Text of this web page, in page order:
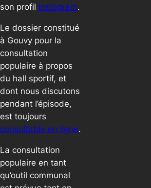
son profil instagram.
Le dossier constitué
à Gouvy pour la
consultation
populaire à propos
du hall sportif, et
dont nous discutons
pendant l’épisode,
est toujours
consultable en ligne.
La consultation
populaire en tant
qu’outil communal